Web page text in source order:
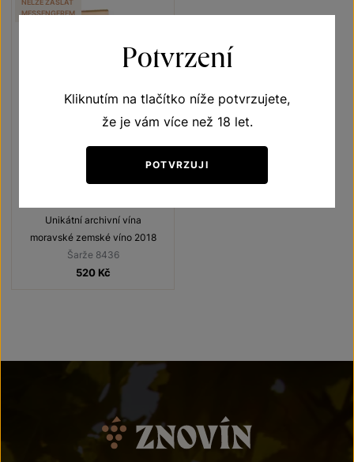
Unikátní archivní vína
moravské zemské víno 2018
Šarže 8436
520 Kč
NELZE ZASLAT
MESSENGEREM
Potvrzení
Kliknutím na tlačítko níže potvrzujete,
že je vám více než 18 let.
POTVRZUJI